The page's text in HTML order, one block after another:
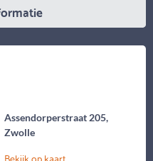
Assendorperstraat 205,
Zwolle